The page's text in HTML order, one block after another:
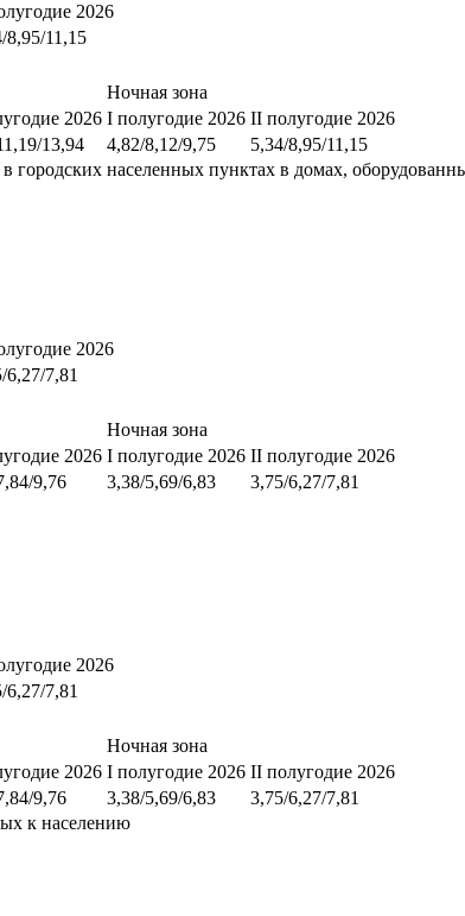
2026
8,95/11,15
Ночная зона
2026 I полугодие 2026 II полугодие 2026
13,94 4,82/8,12/9,75
5,34/8,95/11,15
населенных пунктах в домах,
2026
6,27/7,81
Ночная зона
2026 I полугодие 2026 II полугодие 2026
9,76 3,38/5,69/6,83
3,75/6,27/7,81
2026
6,27/7,81
Ночная зона
2026 I полугодие 2026 II полугодие 2026
9,76 3,38/5,69/6,83
3,75/6,27/7,81
к населению